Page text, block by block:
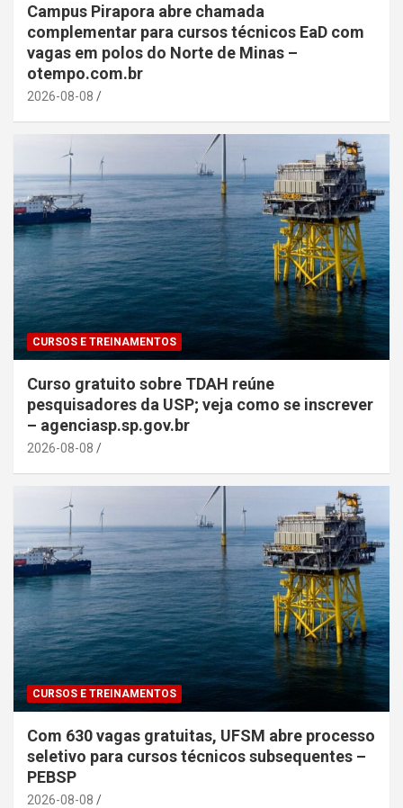
Campus Pirapora abre chamada
complementar para cursos técnicos EaD com
vagas em polos do Norte de Minas –
otempo.com.br
2026-08-08
CURSOS E TREINAMENTOS
Curso gratuito sobre TDAH reúne
pesquisadores da USP; veja como se inscrever
– agenciasp.sp.gov.br
2026-08-08
CURSOS E TREINAMENTOS
Com 630 vagas gratuitas, UFSM abre processo
seletivo para cursos técnicos subsequentes –
PEBSP
2026-08-08